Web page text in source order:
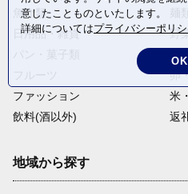
魚介類
日用品・雑貨
野
電
卵
ファッション
米
飲料(酒以外)
返
地域から探す
意したことものといたします。
詳細についてはプライバシーポリ
OK